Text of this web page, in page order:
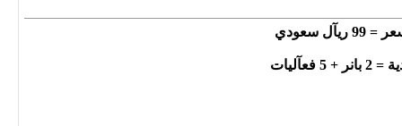
99 ريآل سعودي
+ 5 فعآليات